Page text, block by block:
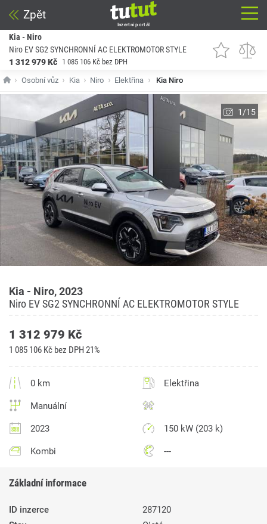
Zpět
Inzertní portál
Kia - Niro
Niro EV SG2 SYNCHRONNÍ AC ELEKTROMOTOR STYLE
1 312 979 Kč 1 085 106 Kč bez DPH
Osobní vůz Kia Niro Elektřina Kia Niro
1/15
Kia - Niro, 2023
Niro EV SG2 SYNCHRONNÍ AC ELEKTROMOTOR STYLE
1 312 979 Kč
1 085 106 Kč bez DPH 21%
0 km Elektřina
Manuální
2023 150 kW (203 k)
Kombi ---
Základní informace
ID inzerce
287120